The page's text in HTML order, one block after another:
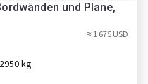
und Plane,
≈ 1 675 USD
2950 kg